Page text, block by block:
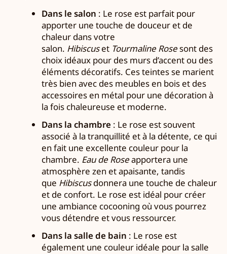
Dans le salon : Le rose est parfait pour
apporter une touche de douceur et de
chaleur dans votre
salon. Hibiscuset Tourmaline Rosesont des
choix idéaux pour des murs d’accent ou des
éléments décoratifs. Ces teintes se marient
très bien avec des meubles en bois et des
accessoires en métal pour une décoration à
la fois chaleureuse et moderne.
Dans la chambre : Le rose est souvent
associé à la tranquillité et à la détente, ce qui
en fait une excellente couleur pour la
chambre. Eau de Roseapportera une
atmosphère zen et apaisante, tandis
que Hibiscusdonnera une touche de chaleur
et de confort. Le rose est idéal pour créer
une ambiance cocooning où vous pourrez
vous détendre et vous ressourcer.
Dans la salle de bain : Le rose est
également une couleur idéale pour la salle